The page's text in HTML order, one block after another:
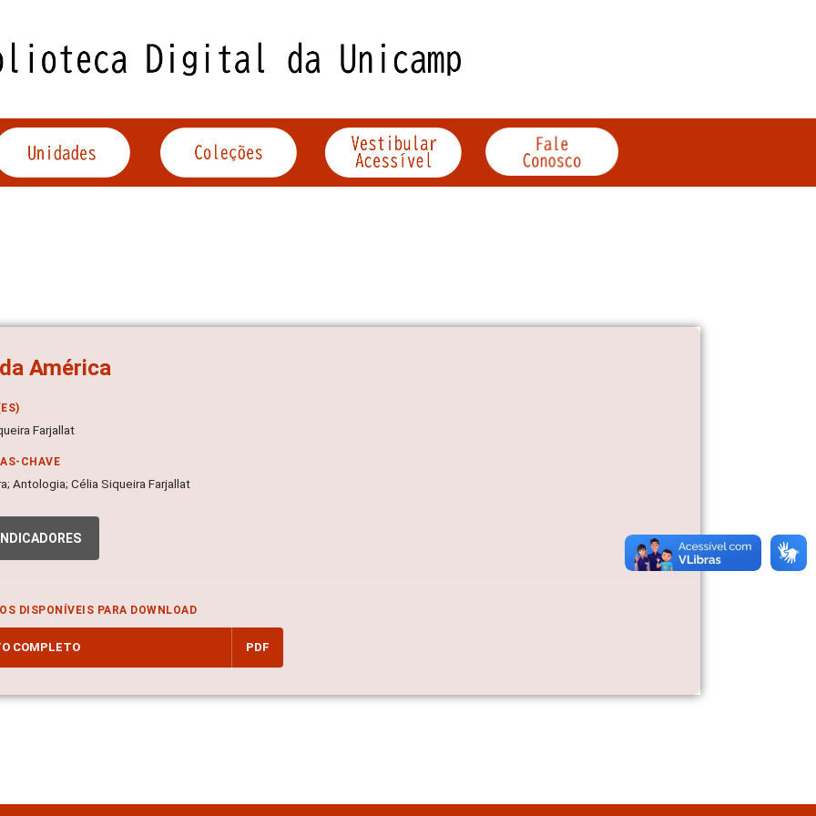
América
Farjallat
CHAVE
Antologia; Célia Siqueira Farjallat
INDICADORES
DISPONÍVEIS PARA DOWNLOAD
COMPLETO PDF